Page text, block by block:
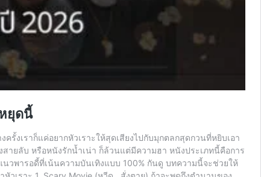
ยุดนี้
งเราก็แค่อยากหัวเราะให้สุดเสียงไปกับมุกตลกสุดกวนที่หยิบเอา
ายลับ หรือหนังรักน้ำเน่า ก็ล้วนแต่มีความฮา หนังประเภทนี้คือการ
วพารอดี้ที่เน้นความบันเทิงแบบ 100% กันดู บทความนี้จะช่วยให้